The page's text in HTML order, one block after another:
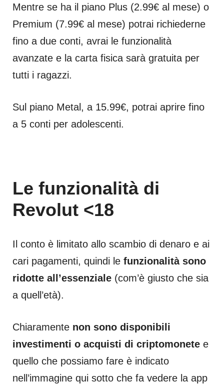
Mentre se ha il piano Plus (2.99€ al mese) o
Premium (7.99€ al mese) potrai richiederne
fino a due conti, avrai le funzionalità
avanzate e la carta fisica sarà gratuita per
tutti i ragazzi.
Sul piano Metal, a 15.99€, potrai aprire fino
a 5 conti per adolescenti.
Le funzionalità di
Revolut <18
Il conto è limitato allo scambio di denaro e ai
cari pagamenti, quindi le funzionalità sono
ridotte all’essenziale (com’è giusto che sia
a quell’età).
Chiaramente non sono disponibili
investimenti o acquisti di criptomonete e
quello che possiamo fare è indicato
nell’immagine qui sotto che fa vedere la app